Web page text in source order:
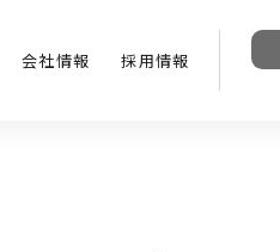
会社情報 採用情報